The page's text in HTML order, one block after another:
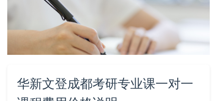
华新文登成都考研专业课一对一